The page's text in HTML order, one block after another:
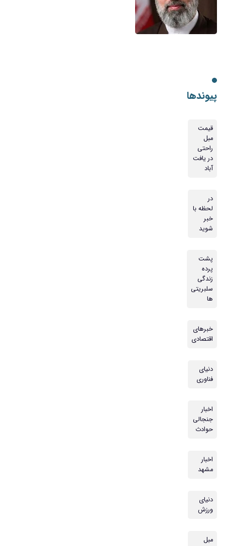
پیوندها
قیمت
مبل
راحتی
در یافت
آباد
در
لحظه با
خبر
شوید
پشت
پرده
زندگی
سلبریتی
ها
خبرهای
اقتصادی
دنیای
فناوری
اخبار
جنجالی
حوادث
اخبار
مشهد
دنیای
ورزش
مبل